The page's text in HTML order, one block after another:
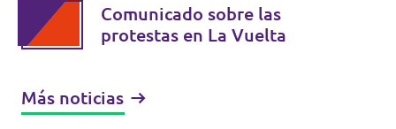
Comunicado sobre las
protestas en La Vuelta
Más noticias